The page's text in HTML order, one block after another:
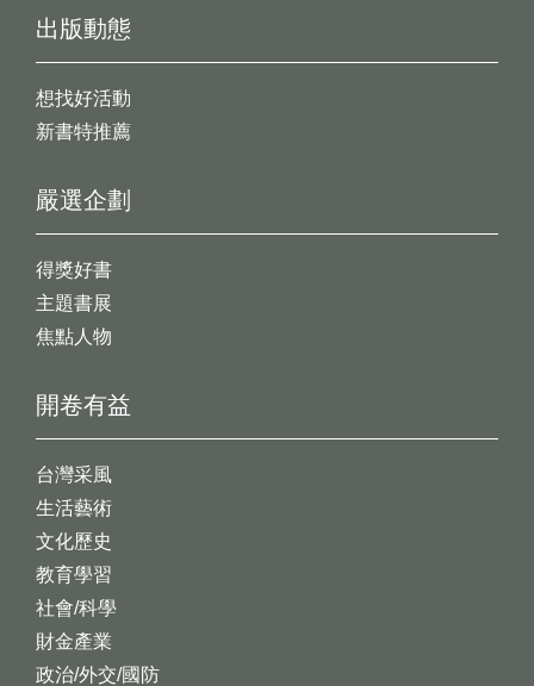
出版動態
想找好活動
新書特推薦
開卷有益
台灣采風
生活藝術
文化歷史
教育學習
社會/科學
財金產業
政治/外交/國防
嚴選企劃
得獎好書
主題書展
焦點人物